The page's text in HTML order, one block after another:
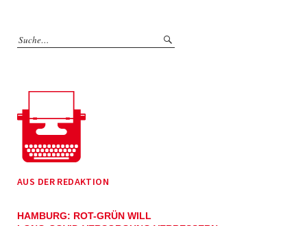
AUS DER REDAKTION
HAMBURG: ROT-GRÜN WILL